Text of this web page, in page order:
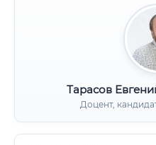
Тарасов
Доцент,